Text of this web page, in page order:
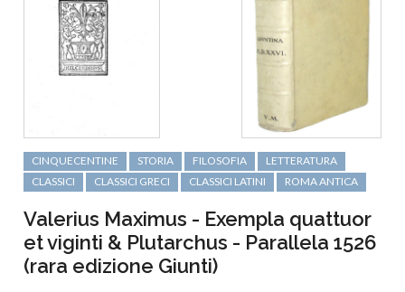
CINQUECENTINE STORIA FILOSOFIA
LETTERATURA
CLASSICI
CLASSICI GRECI CLASSICI LATINI ROMA ANTICA
Valerius Maximus - Exempla quattuor
et viginti & Plutarchus - Parallela 1526
(rara edizione Giunti)